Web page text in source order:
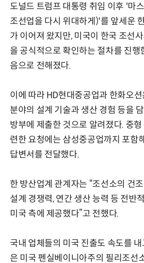
도널드 트럼프 대통령 취임 이후 '마
조선업을 다시 위대하게)'를 앞세운
가 이어져 왔지만, 미국이 한국 조선
을 공식적으로 확인하는 절차를 진행
음으로 전해졌다.
이에 따라 HD현대중공업과 한화오
분야의 설계 기술과 생산 경험 등을
방부에 제출한 것으로 알려졌다. 중
련한 요청에는 삼성중공업까지 포함
답변서를 전달했다.
한 방산업계 관계자는 “조선소의 건
설계 경쟁력, 연간 생산 능력 등 전반
미국 측에 제공했다”고 전했다.
국내 업체들의 미국 진출도 속도를
은 미국 펜실베이니아주의 필리조선